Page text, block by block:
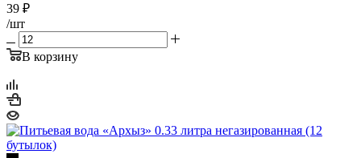
39 ₽
/шт
В корзину